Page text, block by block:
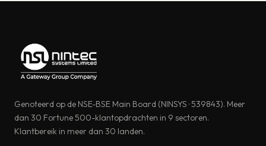
Genoteerd op de NSE-BSE Main Board (NINSYS · 539843). Meer
dan 30 Fortune 500-klantopdrachten in 9 sectoren.
Klantbereik in meer dan 30 landen.